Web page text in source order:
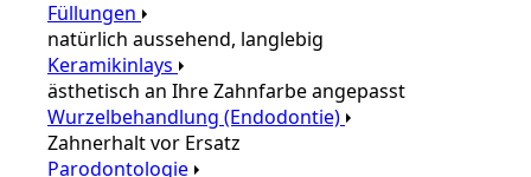
Füllungen
natürlich aussehend, langlebig
Keramikinlays
ästhetisch an Ihre Zahnfarbe angepasst
Wurzelbehandlung (Endodontie)
Zahnerhalt vor Ersatz
Parodontologie